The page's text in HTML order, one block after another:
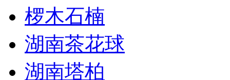
椤木石楠
湖南茶花球
湖南塔柏